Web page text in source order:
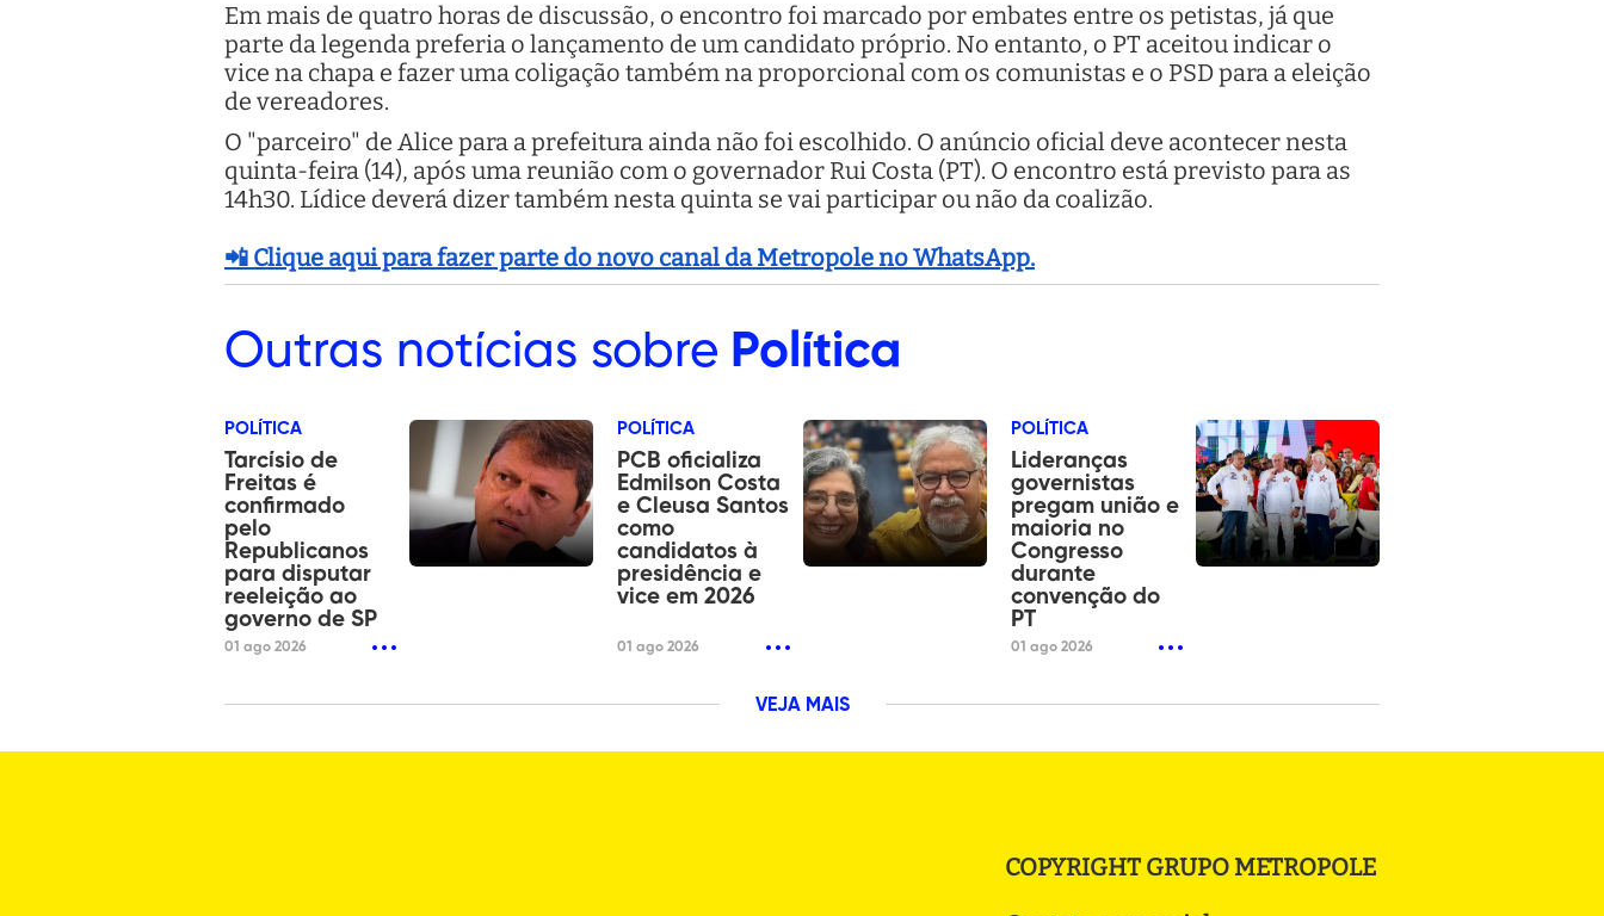
Em mais de quatro horas de discussão, o encontro foi marcado por embates entre os petistas, já que
parte da legenda preferia o lançamento de um candidato próprio. No entanto, o PT aceitou indicar o
vice na chapa e fazer uma coligação também na proporcional com os comunistas e o PSD para a eleição
de vereadores.
O "parceiro" de Alice para a prefeitura ainda não foi escolhido. O anúncio oficial deve acontecer nesta
quinta-feira (14), após uma reunião com o governador Rui Costa (PT). O encontro está previsto para as
14h30. Lídice deverá dizer também nesta quinta se vai participar ou não da coalizão.
📲 Clique aqui para fazer parte do novo canal da Metropole no WhatsApp.
Outras notícias sobre Política
POLÍTICA
Tarcísio de
Freitas é
confirmado
pelo
Republicanos
para disputar
reeleição ao
governo de SP
01 ago 2026
POLÍTICA
PCB oficializa
Edmilson Costa
e Cleusa Santos
como
candidatos à
presidência e
vice em 2026
01 ago 2026
POLÍTICA
Lideranças
governistas
pregam união e
maioria no
Congresso
durante
convenção do
PT
01 ago 2026
VEJA MAIS
COPYRIGHT GRUPO METROPOLE